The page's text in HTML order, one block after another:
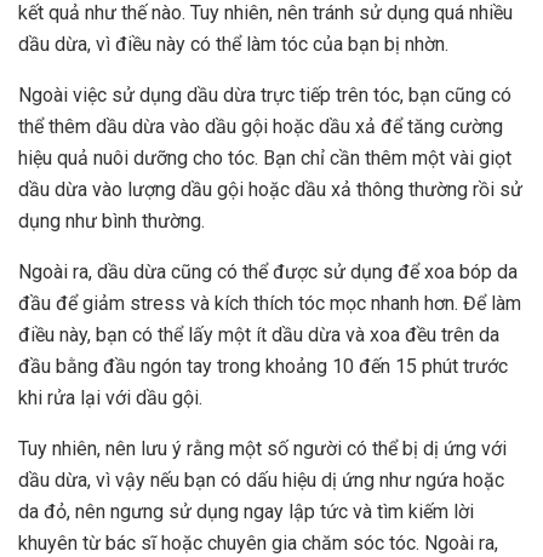
kết quả như thế nào. Tuy nhiên, nên tránh sử dụng quá nhiều
dầu dừa, vì điều này có thể làm tóc của bạn bị nhờn.
Ngoài việc sử dụng dầu dừa trực tiếp trên tóc, bạn cũng có
thể thêm dầu dừa vào dầu gội hoặc dầu xả để tăng cường
hiệu quả nuôi dưỡng cho tóc. Bạn chỉ cần thêm một vài giọt
dầu dừa vào lượng dầu gội hoặc dầu xả thông thường rồi sử
dụng như bình thường.
Ngoài ra, dầu dừa cũng có thể được sử dụng để xoa bóp da
đầu để giảm stress và kích thích tóc mọc nhanh hơn. Để làm
điều này, bạn có thể lấy một ít dầu dừa và xoa đều trên da
đầu bằng đầu ngón tay trong khoảng 10 đến 15 phút trước
khi rửa lại với dầu gội.
Tuy nhiên, nên lưu ý rằng một số người có thể bị dị ứng với
dầu dừa, vì vậy nếu bạn có dấu hiệu dị ứng như ngứa hoặc
da đỏ, nên ngưng sử dụng ngay lập tức và tìm kiếm lời
khuyên từ bác sĩ hoặc chuyên gia chăm sóc tóc. Ngoài ra,